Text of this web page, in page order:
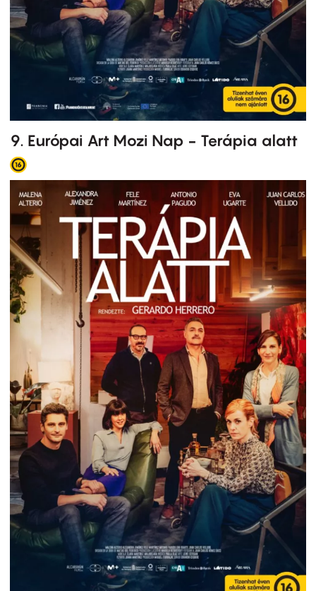
9. Európai Art Mozi Nap - Terápia alatt